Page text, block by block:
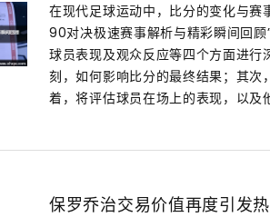
在现代足球运动中，比分的变化与赛
90对决极速赛事解析与精彩瞬间回顾
球员表现及观众反应等四个方面进
刻，如何影响比分的最终结果；其
着，将评估球员在场上的表现，以及
保罗乔治交易价值再度引发